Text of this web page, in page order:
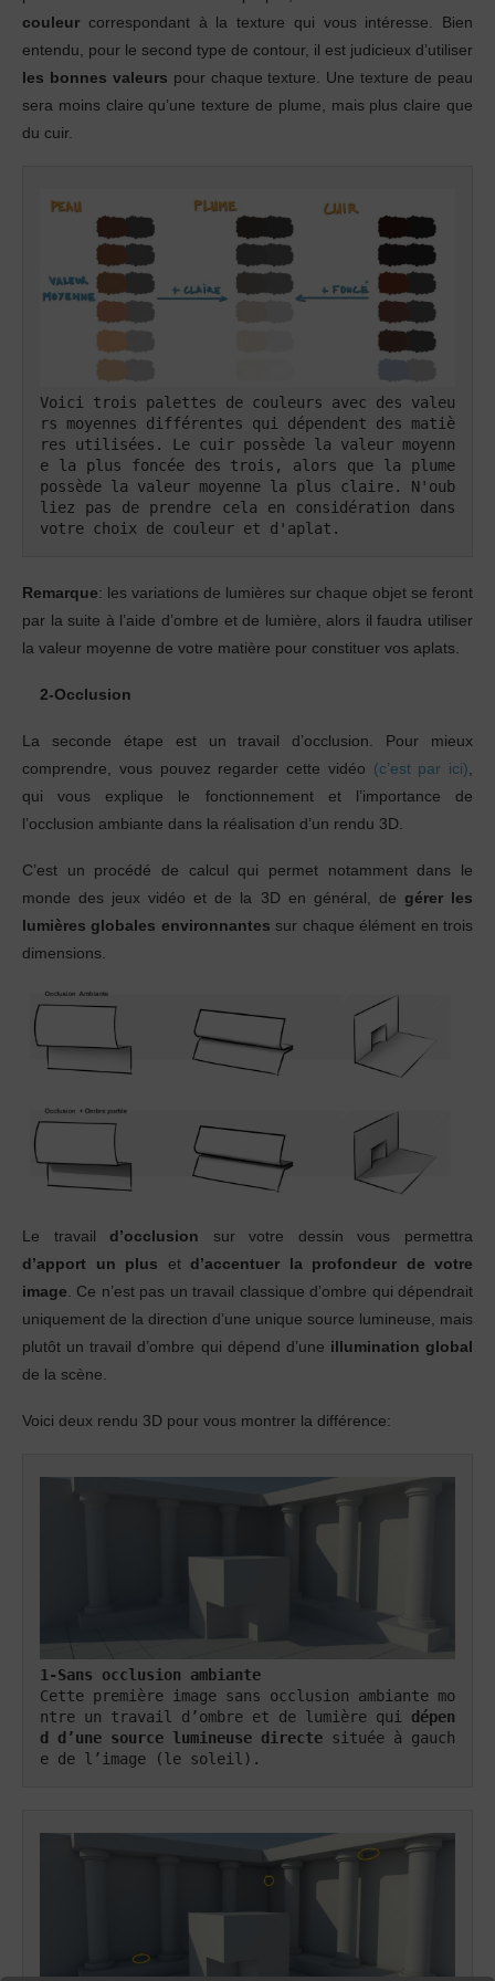
couleur correspondant à la texture qui vous intéresse. Bien
entendu, pour le second type de contour, il est judicieux d’utiliser
les bonnes valeurs pour chaque texture. Une texture de peau
sera moins claire qu’une texture de plume, mais plus claire que
du cuir.
Voici trois palettes de couleurs avec des valeu
rs moyennes différentes qui dépendent des matiè
res utilisées. Le cuir possède la valeur moyenn
e la plus foncée des trois, alors que la plume
possède la valeur moyenne la plus claire. N'oub
liez pas de prendre cela en considération dans
votre choix de couleur et d'aplat.
Remarque: les variations de lumières sur chaque objet se feront
par la suite à l’aide d’ombre et de lumière, alors il faudra utiliser
la valeur moyenne de votre matière pour constituer vos aplats.
2-Occlusion
La seconde étape est un travail d’occlusion. Pour mieux
comprendre, vous pouvez regarder cette vidéo (c’est par ici)
qui vous explique le fonctionnement et l’importance de
l’occlusion ambiante dans la réalisation d’un rendu 3D.
C’est un procédé de calcul qui permet notamment dans le
monde des jeux vidéo et de la 3D en général, de gérer les
lumières globales environnantes sur chaque élément en trois
dimensions.
Le travaild’occlusion sur votre dessin vous permettra
d’apport un plus et d’accentuer la profondeur de votre
image . Ce n’est pas un travail classique d’ombre qui dépendrait
uniquement de la direction d’une unique source lumineuse, mais
plutôt un travail d’ombre qui dépend d’une illumination global
de la scène.
Voici deux rendu 3D pour vous montrer la différence:
1-Sans occlusion ambiante
Cette première image sans occlusion ambiante mo
ntre un travail d’ombre et de lumière qui dépen
d
d’une source lumineuse directe située à gauch
e de l’image (le soleil).